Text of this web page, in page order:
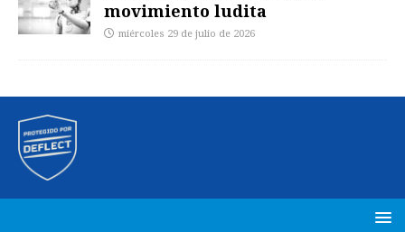
movimiento ludita
miércoles 29 de julio de 2026